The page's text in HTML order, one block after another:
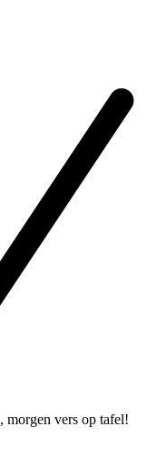
, morgen vers op tafel!